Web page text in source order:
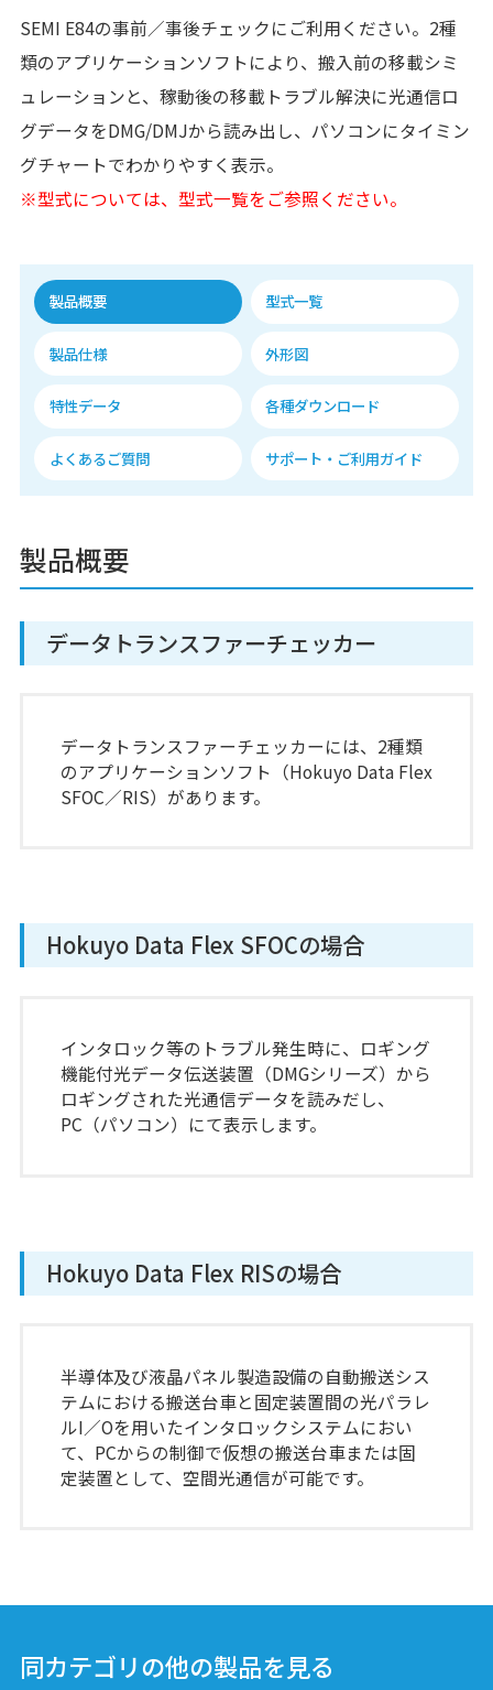
SEMI E84の事前／事後チェックにご利用ください。2種
類のアプリケーションソフトにより、搬入前の移載シミ
ュレーションと、稼動後の移載トラブル解決に光通信ロ
グデータをDMG/DMJから読み出し、パソコンにタイミン
グチャートでわかりやすく表示。
※型式については、型式一覧をご参照ください。
製品概要 型式一覧
製品仕様 外形図
特性データ 各種ダウンロード
よくあるご質問 サポート・ご利用ガイド
製品概要
データトランスファーチェッカー
データトランスファーチェッカーには、2種類
のアプリケーションソフト（Hokuyo Data Flex
SFOC／RIS）があります。
Hokuyo Data Flex SFOCの場合
インタロック等のトラブル発生時に、ロギング
機能付光データ伝送装置（DMGシリーズ）から
ロギングされた光通信データを読みだし、
PC（パソコン）にて表示します。
Hokuyo Data Flex RISの場合
半導体及び液晶パネル製造設備の自動搬送シス
テムにおける搬送台車と固定装置間の光パラレ
ルI／Oを用いたインタロックシステムにおい
て、PCからの制御で仮想の搬送台車または固
定装置として、空間光通信が可能です。
同カテゴリの他の製品を見る
光データ伝送装置 パラレルタイプ
DMF-G/HB